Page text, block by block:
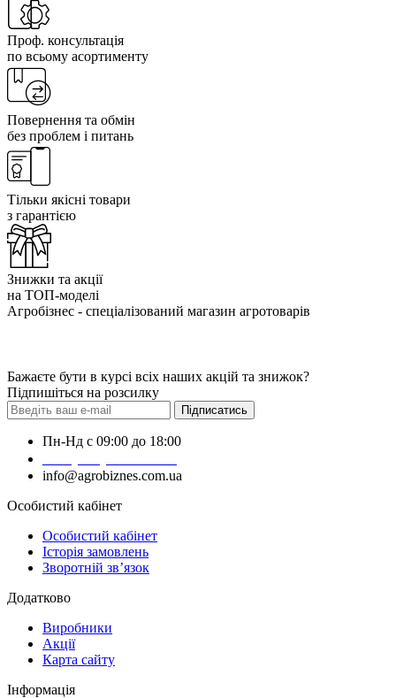
Проф. консультація
по всьому асортименту
Повернення та обмін
без проблем і питань
Тільки якісні товари
з гарантією
Знижки та акції
на ТОП-моделі
Агробізнес - спеціалізований магазин агротоварів
Бажаєте бути в курсі всіх наших акцій та знижок?
Підпишіться на розсилку
Підписатись
Пн-Нд с 09:00 до 18:00
info@agrobiznes.com.ua
Особистий кабінет
Особистий кабінет
Історія замовлень
Зворотній зв’язок
Додатково
Виробники
Акції
Карта сайту
Інформація